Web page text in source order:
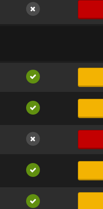
Non disponible
Disponible
Disponible
Non disponible
Disponible